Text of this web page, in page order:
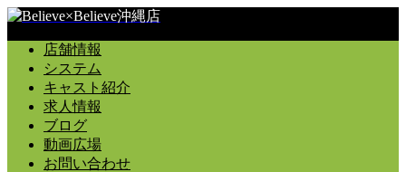
店舗情報
システム
キャスト紹介
求人情報
ブログ
動画広場
お問い合わせ